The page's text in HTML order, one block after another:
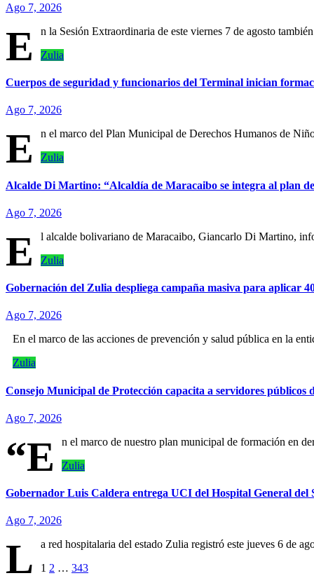
Ago 7, 2026
E
n la Sesión Extraordinaria de este viernes 7 de agosto
Zulia
Cuerpos de seguridad y funcionarios del Terminal inician
Ago 7, 2026
E
n el marco del Plan Municipal de Derechos Humanos de
Zulia
Alcalde Di Martino: “Alcaldía de Maracaibo se integra al plan
Ago 7, 2026
E
l alcalde bolivariano de Maracaibo, Giancarlo Di Martino,
Zulia
Gobernación del Zulia despliega campaña masiva para aplicar
Ago 7, 2026
En el marco de las acciones de prevención y salud pública en la
Zulia
Consejo Municipal de Protección capacita a servidores públicos
Ago 7, 2026
“E
n el marco de nuestro plan municipal de formación en
Zulia
Gobernador Luis Caldera entrega UCI del Hospital General del
Ago 7, 2026
L a red hospitalaria del estado Zulia registró este jueves 6 de
Paginación
1 2 … 343